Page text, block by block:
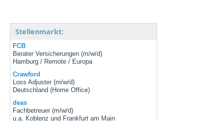
Stellenmarkt:
FCB
Berater Versicherungen (m/w/d)
Hamburg / Remote / Europa
Crawford
Loss Adjuster (m/w/d)
Deutschland (Home Office)
deas
Fachbetreuer (m/w/d)
u.a. Koblenz und Frankfurt am Main